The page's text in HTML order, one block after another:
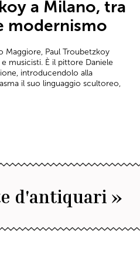
a Milano, tra
modernismo
Maggiore, Paul Troubetzkoy
musicisti. È il pittore Daniele
introducendolo alla
il suo linguaggio scultoreo,
d'antiquari »